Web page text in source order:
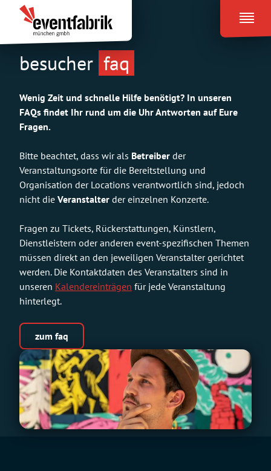
Inhalt
springen
Eventfabrik
München
besucher faq
Wenig Zeit und schnelle Hilfe benötigt? In unseren
FAQs findet Ihr rund um die Uhr Antworten auf Eure
Fragen.
Bitte beachtet, dass wir als Betreiber der
Veranstaltungsorte für die Bereitstellung und
Organisation der Locations verantwortlich sind, jedoch
nicht die Veranstalter der einzelnen Konzerte.
Fragen zu Tickets, Rückerstattungen, Künstlern,
Dienstleistern oder anderen event-spezifischen Themen
müssen direkt an den jeweiligen Veranstalter gerichtet
werden. Die Kontaktdaten des Veranstalters sind in
unseren Kalendereinträgen für jede Veranstaltung
hinterlegt.
zum faq